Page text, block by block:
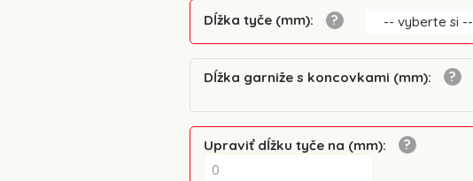
Dĺžka tyče (mm): -- vyberte si --
Dĺžka garniže s koncovkami (mm):
Upraviť dĺžku tyče na (mm):